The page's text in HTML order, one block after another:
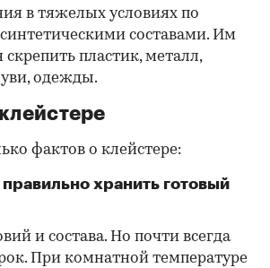
в тяжелых условиях по
составами. Им
скрепить пластик, металл,
одежды.
фактов о клейстере:
хранить готовый
и состава. Но почти всегда
При комнатной температуре